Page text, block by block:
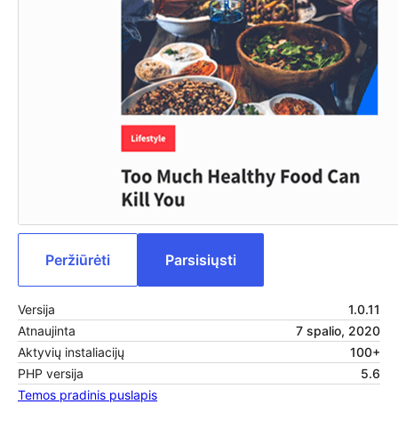
Peržiūrėti Parsisiųsti
Versija
1.0.11
Atnaujinta
7 spalio, 2020
Aktyvių instaliacijų
100+
PHP versija
5.6
Temos pradinis puslapis